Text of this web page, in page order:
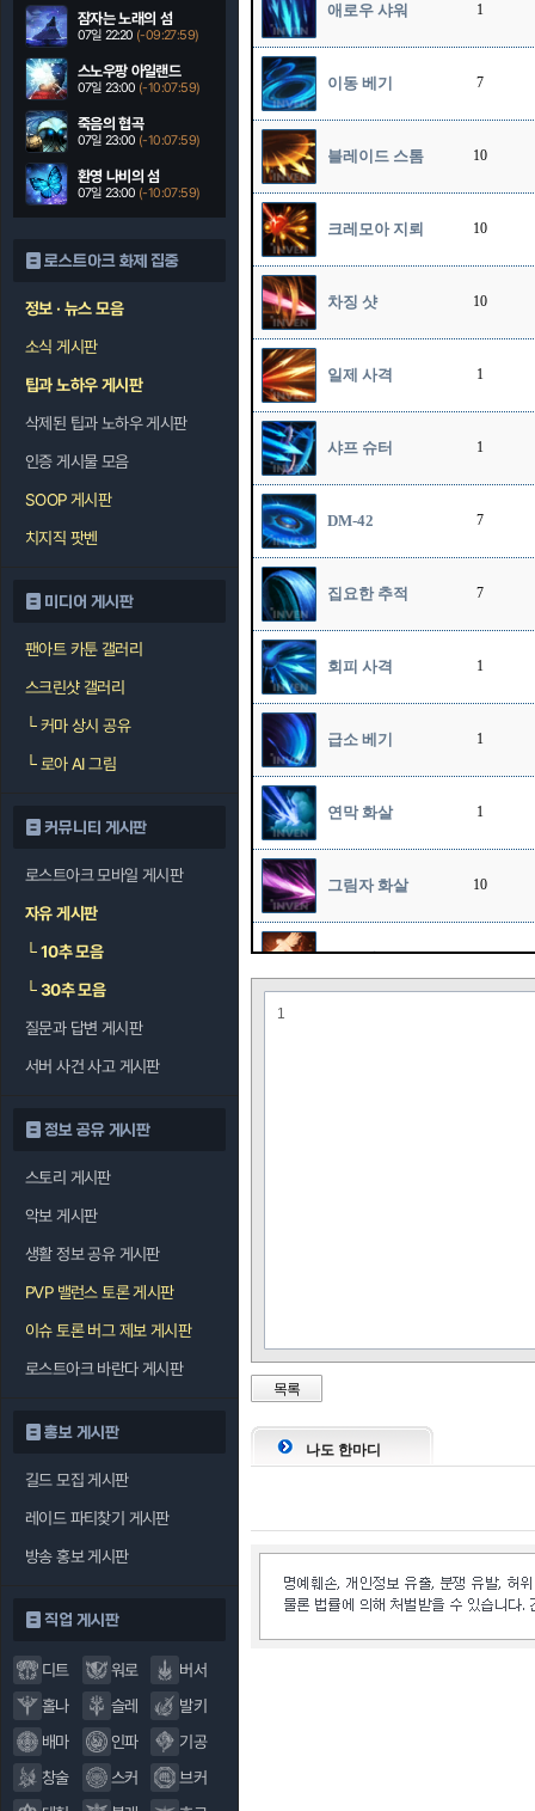
잠자는 노래의 섬
07일 22:20 (-09:27:58)
스노우팡 아일랜드
07일 23:00 (-10:07:58)
죽음의 협곡
07일 23:00 (-10:07:58)
환영 나비의 섬
07일 23:00 (-10:07:58)
로스트아크 화제 집중
정보 · 뉴스 모음
소식 게시판
팁과 노하우 게시판
삭제된 팁과 노하우 게시판
인증 게시물 모음
SOOP 게시판
치지직 팟벤
미디어 게시판
팬아트 카툰 갤러리
스크린샷 갤러리
└커마 상시 공유
└로아 AI 그림
커뮤니티 게시판
로스트아크 모바일 게시판
자유 게시판
└10추 모음
└30추 모음
질문과 답변 게시판
서버 사건 사고 게시판
정보 공유 게시판
스토리 게시판
악보 게시판
생활 정보 공유 게시판
PVP 밸런스 토론 게시판
이슈 토론 버그 제보 게시판
로스트아크 바란다 게시판
홍보 게시판
길드 모집 게시판
레이드 파티찾기 게시판
방송 홍보 게시판
직업 게시판
디트 워로
버서
홀나
슬레
발키
배마
인파
기공
창술
스커
브커
애로우 샤워 1
이동 베기 7
블레이드 스톰 10
크레모아 지뢰 10
차징 샷 10
일제 사격 1
샤프 슈터 1
DM-42 7
집요한 추적 7
회피 사격 1
급소 베기 1
연막 화살 1
그림자 화살 10
호크 샷 1
1
목록
나도 한마디